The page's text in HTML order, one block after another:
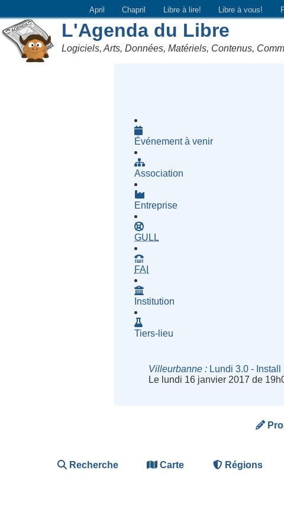
April Chapril Libre à lire! Libre à vous!
L'Agenda du Libre
Logiciels, Arts, Données, Matériels, Contenus,
Événement à venir
Association
Entreprise
GULL
FAI
Institution
Tiers-lieu
Villeurbanne
Lundi 3.0 - Install
Le lundi 16 janvier 2017 de
Recherche Carte Régions